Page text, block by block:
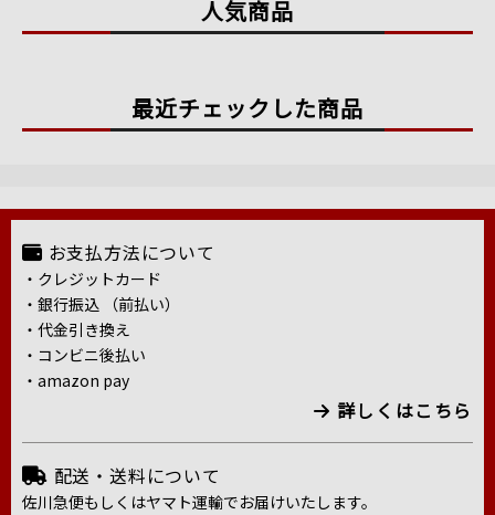
人気商品
最近チェックした商品
お支払方法について
・クレジットカード
・銀行振込 （前払い）
・代金引き換え
・コンビニ後払い
・amazon pay
詳しくはこちら
配送・送料について
佐川急便もしくはヤマト運輸でお届けいたします。